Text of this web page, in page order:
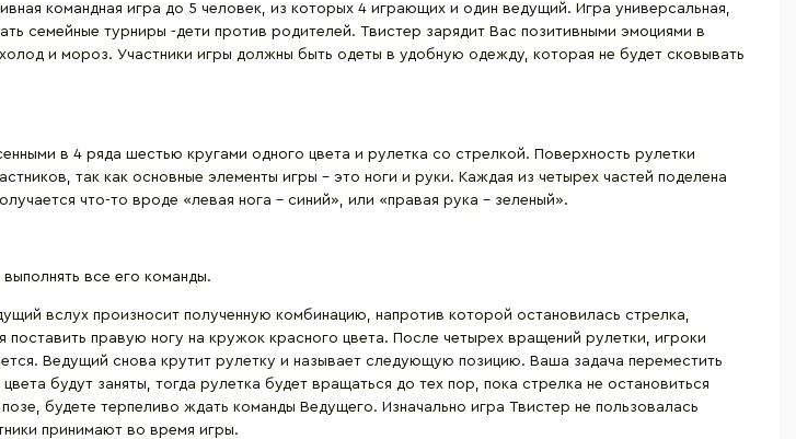
командная игра до 5 человек, из которых 4 играющих и один ведущий. Игра универсальная,
семейные турниры -дети против родителей. Твистер зарядит Вас позитивными эмоциями в
и мороз. Участники игры должны быть одеты в удобную одежду, которая не будет сковывать
в 4 ряда шестью кругами одного цвета и рулетка со стрелкой. Поверхность рулетки
так как основные элементы игры – это ноги и руки. Каждая из четырех частей поделена
что-то вроде «левая нога – синий», или «правая рука – зеленый».
все его команды.
вслух произносит полученную комбинацию, напротив которой остановилась стрелка,
правую ногу на кружок красного цвета. После четырех вращений рулетки, игроки
Ведущий снова крутит рулетку и называет следующую позицию. Ваша задача переместить
будут заняты, тогда рулетка будет вращаться до тех пор, пока стрелка не остановиться
будете терпеливо ждать команды Ведущего. Изначально игра Твистер не пользовалась
принимают во время игры.